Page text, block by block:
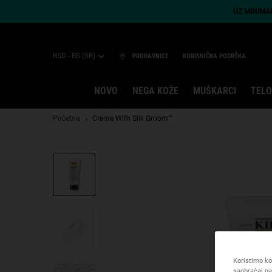
UZ
RSD - RS (SR) PRODAVNICE KORISNIČKA PODRŠKA
NOVO NEGA KOŽE MUŠKARCI TELO
Početna Creme With Silk Groom™
Koristimo